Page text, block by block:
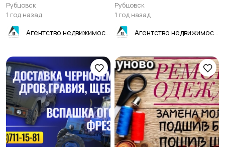
Рубцовск
1 год назад
Рубцовск
1 год назад